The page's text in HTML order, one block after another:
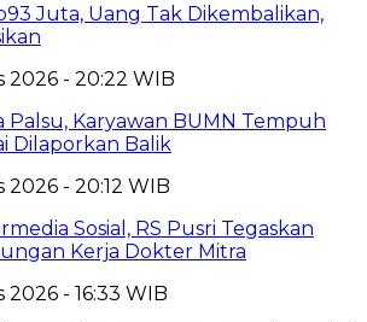
Juta, Uang Tak Dikembalikan,
- 20:22 WIB
Palsu, Karyawan BUMN Tempuh
Dilaporkan Balik
- 20:12 WIB
Sosial, RS Pusri Tegaskan
Kerja Dokter Mitra
- 16:33 WIB